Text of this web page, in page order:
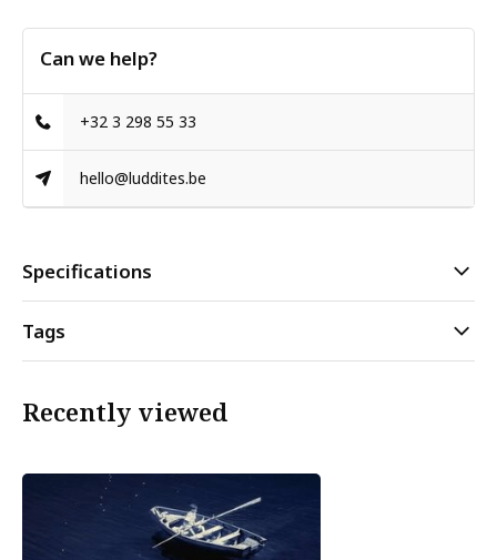
Can we help?
+32 3 298 55 33
hello@luddites.be
Specifications
Tags
Recently viewed